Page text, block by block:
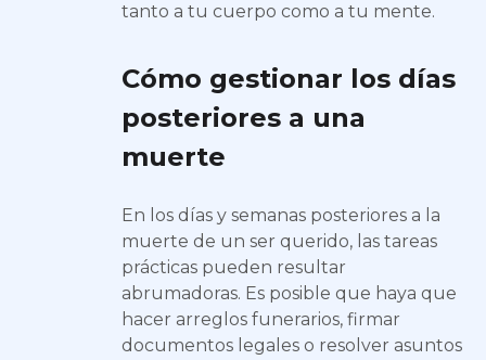
tanto a tu cuerpo como a tu mente.
Cómo gestionar los días
posteriores a una
muerte
En los días y semanas posteriores a la
muerte de un ser querido, las tareas
prácticas pueden resultar
abrumadoras. Es posible que haya que
hacer arreglos funerarios, firmar
documentos legales o resolver asuntos